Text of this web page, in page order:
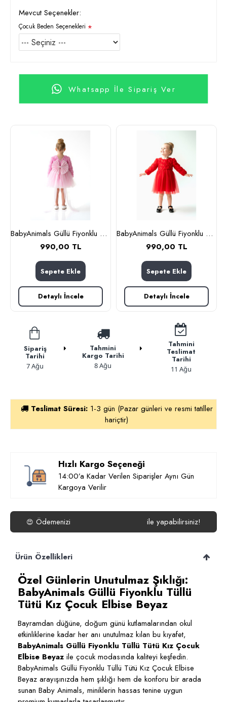
Mevcut Seçenekler:
Çocuk Beden Seçenekleri
Whatsapp İle Sipariş Ver
BabyAnimals Güllü Fiyonklu Tüllü Tütü Kız Çocuk Elbise Pembe
990,00 TL
Sepete Ekle
Detaylı İncele
BabyAnimals Güllü Fiyonklu Tüllü Tütü Kız Çocuk Elbise Kırmızı
990,00 TL
Sepete Ekle
Detaylı İncele
Sipariş
Tarihi
7 Ağu
Tahmini
Kargo Tarihi
8 Ağu
Tahmini
Teslimat
Tarihi
11 Ağu
Teslimat Süresi: 1-3 gün (Pazar günleri ve resmi tatiller
hariçtir)
Hızlı Kargo Seçeneği
14:00’a Kadar Verilen Siparişler Aynı Gün
Kargoya Verilir
😍 Ödemenizi ile yapabilirsiniz!
Ürün Özellikleri
Özel Günlerin Unutulmaz Şıklığı:
BabyAnimals Güllü Fiyonklu Tüllü
Tütü Kız Çocuk Elbise Beyaz
Bayramdan düğüne, doğum günü kutlamalarından okul
etkinliklerine kadar her anı unutulmaz kılan bu kıyafet,
BabyAnimals Güllü Fiyonklu Tüllü Tütü Kız Çocuk
Elbise Beyaz ile çocuk modasında kaliteyi keşfedin.
BabyAnimals Güllü Fiyonklu Tüllü Tütü Kız Çocuk Elbise
Beyaz arayışınızda hem şıklığı hem de konforu bir arada
sunan Baby Animals, miniklerin hassas tenine uygun